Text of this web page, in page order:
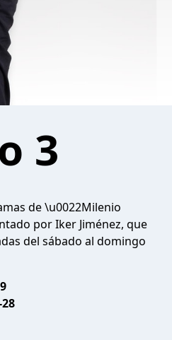
3
de \u0022Milenio
por Iker Jiménez, que
del sábado al domingo